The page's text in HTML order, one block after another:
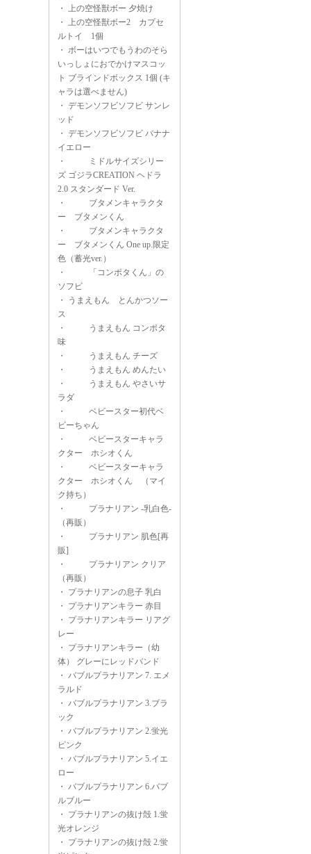
・ 上の空怪獣ボー 夕焼け
・ 上の空怪獣ボー2 カプセ
ルトイ 1個
・ ボーはいつでもうわのそら
いっしょにおでかけマスコッ
ト ブラインドボックス 1個 (キ
ャラは選べません)
・ デモンソフビソフビ サンレ
ッド
・ デモンソフビソフビ バナナ
イエロー
・
ミドルサイズシリー
ズ ゴジラCREATION ヘドラ
2.0 スタンダード Ver.
・
ブタメンキャラクタ
ー ブタメンくん
・
ブタメンキャラクタ
ー ブタメンくん One up.限定
色（蓄光ver.）
・
「コンポタくん」の
ソフビ
・
うまえもん とんかつソー
ス
・
うまえもん コンポタ
味
・
うまえもん チーズ
・
うまえもん めんたい
・
うまえもん やさいサ
ラダ
・
ベビースター初代ベ
ビーちゃん
・
ベビースターキャラ
クター ホシオくん
・
ベビースターキャラ
クター ホシオくん （マイ
ク持ち）
・
プラナリアン -乳白色-
（再販）
・
プラナリアン 肌色[再
販]
・
プラナリアン クリア
（再販）
・ プラナリアンの息子 乳白
・ プラナリアンキラー 赤目
・ プラナリアンキラー リアグ
レー
・ プラナリアンキラー（幼
体） グレーにレッドバンド
・ バブルプラナリアン 7. エメ
ラルド
・ バブルプラナリアン 3.ブラ
ック
・ バブルプラナリアン 2.蛍光
ピンク
・ バブルプラナリアン 5.イエ
ロー
・ バブルプラナリアン 6.バブ
ルブルー
・ プラナリアンの抜け殻 1.蛍
光オレンジ
・ プラナリアンの抜け殻 2.蛍